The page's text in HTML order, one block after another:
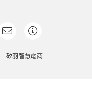
矽羽智慧電商